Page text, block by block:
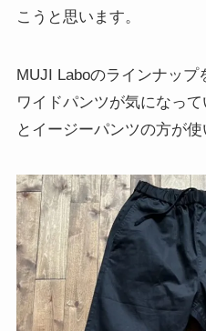
こうと思います。
MUJI Laboのラインナッ
ワイドパンツが気になっ
とイージーパンツの方が使